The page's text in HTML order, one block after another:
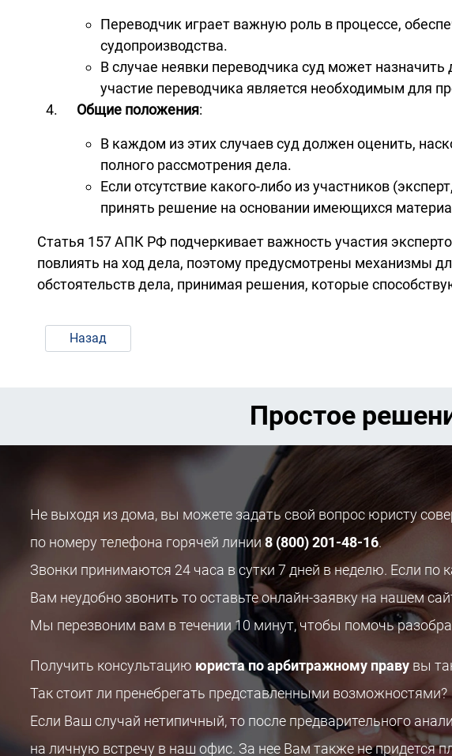
Переводчик играет важную роль в процессе,
судопроизводства.
В случае неявки переводчика суд может
участие переводчика является необходимым для
Общие положения:
В каждом из этих случаев суд должен оценить,
полного рассмотрения дела.
Если отсутствие какого-либо из участников
принять решение на основании имеющихся
Статья 157 АПК РФ подчеркивает важность участия
повлиять на ход дела, поэтому предусмотрены механизмы
обстоятельств дела, принимая решения, которые
Назад
Простое
Не выходя из дома, вы можете задать свой вопрос юристу
по номеру телефона горячей линии8 (800) 201-48-16.
Звонки принимаются 24 часа в сутки 7 дней в неделю. Если по
Вам неудобно звонить то оставьте онлайн-заявку на нашем
Мы перезвоним вам в течении 10 минут, чтобы помочь
Получить консультацию юриста по арбитражному праву вы
Так стоит ли пренебрегать представленными возможностями?
Если Ваш случай нетипичный, то после предварительного
на личную встречу в наш офис. За нее Вам также не придется